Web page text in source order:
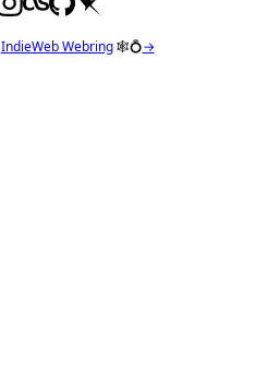
IndieWeb Webring🕸💍→